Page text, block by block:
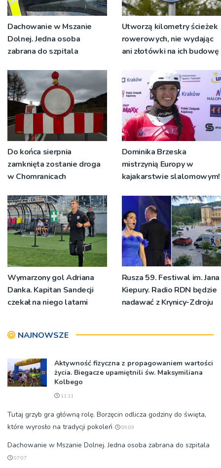
Dachowanie w Mszanie
Dolnej. Jedna osoba
zabrana do szpitala
Utworzą kilometry ścieżek
rowerowych, nie wydając
ani złotówki na ich budowę
Do końca sierpnia
zamknięta zostanie droga
w Chomranicach
Dominika Brzeska
mistrzynią Europy w
kajakarstwie slalomowym!
Wymarzony gol Adriana
Danka. Kapitan Sandecji
czekał na niego latami
Rusza 59. Festiwal im. Jana
Kiepury. Radio RDN będzie
nadawać z Krynicy-Zdroju
NAJNOWSZE
Aktywność fizyczna z propagowaniem wartości
życia. Biegacze upamiętnili św. Maksymiliana
Kolbego
11:11
Tutaj grzyb gra główną rolę. Borzęcin odlicza godziny do święta,
które wyrosło na tradycji pokoleń
09:09
Dachowanie w Mszanie Dolnej. Jedna osoba zabrana do szpitala
07:07